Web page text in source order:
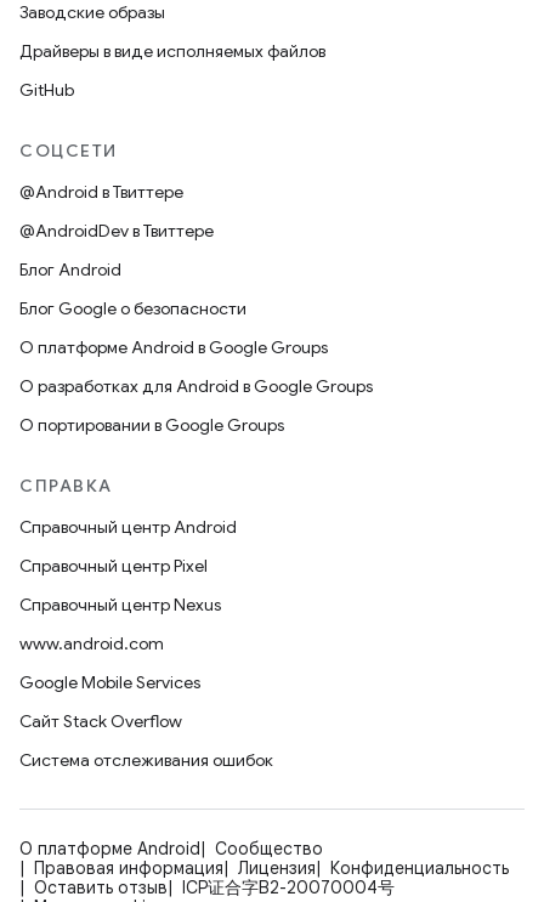
Заводские образы
Драйверы в виде исполняемых файлов
GitHub
СОЦСЕТИ
@Android в Твиттере
@AndroidDev в Твиттере
Блог Android
Блог Google о безопасности
О платформе Android в Google Groups
О разработках для Android в Google Groups
О портировании в Google Groups
СПРАВКА
Справочный центр Android
Справочный центр Pixel
Справочный центр Nexus
www.android.com
Google Mobile Services
Сайт Stack Overflow
Система отслеживания ошибок
О платформе Android
Сообщество
Правовая информация
Лицензия
Конфиденциальность
Оставить отзыв
ICP证合字B2-20070004号